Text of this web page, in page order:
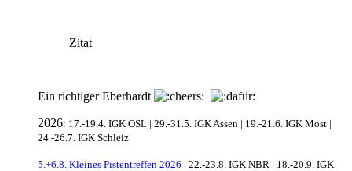
Zitat
Ein richtiger Eberhardt
2026: 17.-19.4. IGK OSL | 29.-31.5. IGK Assen | 19.-21.6. IGK Most |
24.-26.7. IGK Schleiz
5.+6.8. Kleines Pistentreffen 2026 | 22.-23.8. IGK NBR | 18.-20.9. IGK